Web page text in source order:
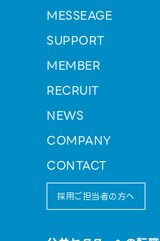
MESSEAGE
SUPPORT
MEMBER
RECRUIT
NEWS
COMPANY
CONTACT
採用ご担当者の方へ